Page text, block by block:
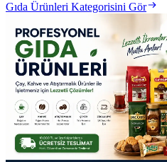
Gıda Ürünleri Kategorisini Gör